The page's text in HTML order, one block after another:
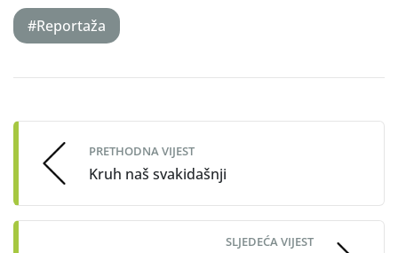
#Reportaža
navigation
PRETHODNA VIJEST
Kruh naš svakidašnji
SLJEDEĆA VIJEST